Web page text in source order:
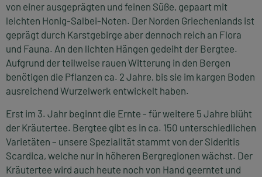
von einer ausgeprägten und feinen Süße, gepaart mit
leichten Honig-Salbei-Noten. Der Norden Griechenlands ist
geprägt durch Karstgebirge aber dennoch reich an Flora
und Fauna. An den lichten Hängen gedeiht der Bergtee.
Aufgrund der teilweise rauen Witterung in den Bergen
benötigen die Pflanzen ca. 2 Jahre, bis sie im kargen Boden
ausreichend Wurzelwerk entwickelt haben.
Erst im 3. Jahr beginnt die Ernte - für weitere 5 Jahre blüht
der Kräutertee. Bergtee gibt es in ca. 150 unterschiedlichen
Varietäten – unsere Spezialität stammt von der Sideritis
Scardica, welche nur in höheren Bergregionen wächst. Der
Kräutertee wird auch heute noch von Hand geerntet und